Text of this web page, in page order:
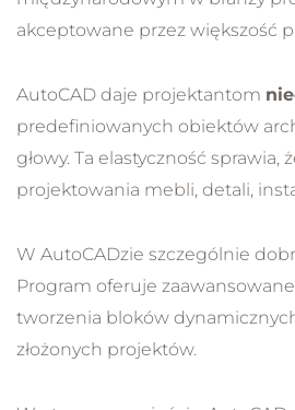
akceptowane przez większość
AutoCAD daje projektantom
predefiniowanych obiektów
głowy. Ta elastyczność
projektowania mebli, detali,
W AutoCADzie szczególnie
Program oferuje
tworzenia bloków
złożonych projektów.